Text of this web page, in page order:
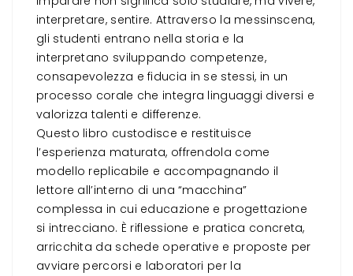
interpretare, sentire. Attraverso la messinscena,
gli studenti entrano nella storia e la
interpretano sviluppando competenze,
consapevolezza e fiducia in se stessi, in un
processo corale che integra linguaggi diversi e
valorizza talenti e differenze.
Questo libro custodisce e restituisce
l’esperienza maturata, offrendola come
modello replicabile e accompagnando il
lettore all’interno di una “macchina”
complessa in cui educazione e progettazione
si intrecciano. È riflessione e pratica concreta,
arricchita da schede operative e proposte per
avviare percorsi e laboratori per la